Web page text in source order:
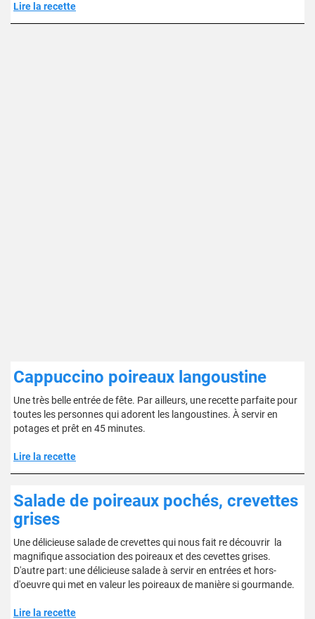
Lire la recette
Cappuccino poireaux langoustine
Une très belle entrée de fête. Par ailleurs, une recette parfaite pour
toutes les personnes qui adorent les langoustines. À servir en
potages et prêt en 45 minutes.
Lire la recette
Salade de poireaux pochés, crevettes
grises
Une délicieuse salade de crevettes qui nous fait re découvrir la
magnifique association des poireaux et des cevettes grises.
D'autre part: une délicieuse salade à servir en entrées et hors-
d'oeuvre qui met en valeur les poireaux de manière si gourmande.
Lire la recette